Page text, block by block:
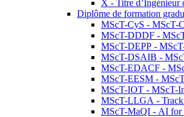
X - Titre d’Ingénieur
Diplôme de formation
MScT-CyS - MScT-
MScT-DDDF -
MScT-DEPP -
MScT-DSAIB -
MScT-EDACF -
MScT-EESM -
MScT-IOT - MScT-
MScT-LLGA - Track
MScT-MaQI - AI for